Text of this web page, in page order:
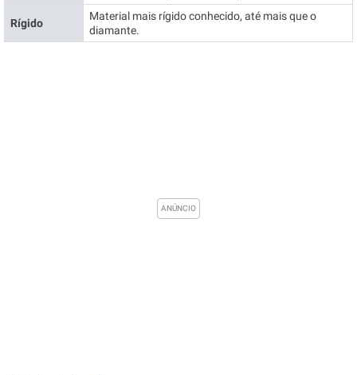
Rígido
Material mais rígido conhecido, até mais que o
diamante.